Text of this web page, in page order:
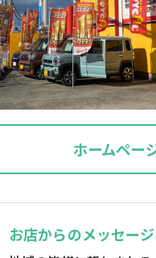
ホームペー
お店からのメッセージ